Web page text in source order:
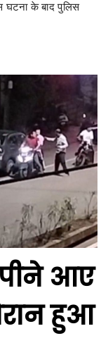
आए
हुआ
को लेकर विवाद हो